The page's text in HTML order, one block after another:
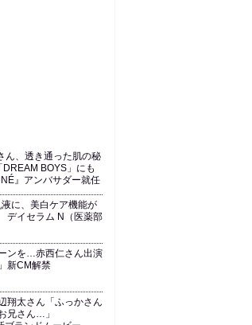
ん、透き通った肌の秘
BOYS」にも
』アンバサダー就任
に、美白ケア機能が
イセラム N（医薬部
ンを…赤西仁さん出演
新CM解禁
翔太さん「ふっかさん
兄さん…」